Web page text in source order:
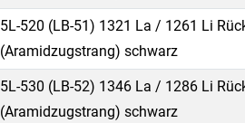
5L-520 (LB-51) 1321 La / 1261 Li
(Aramidzugstrang) schwarz
5L-530 (LB-52) 1346 La / 1286 Li
(Aramidzugstrang) schwarz